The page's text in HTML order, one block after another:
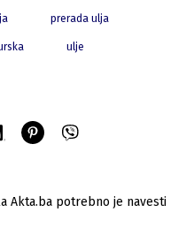
prerada ulja
ulje
Akta.ba potrebno je navesti